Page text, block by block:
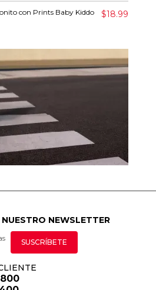
con Prints Baby Kiddo $18.99
NEWSLETTER
SUSCRÍBETE